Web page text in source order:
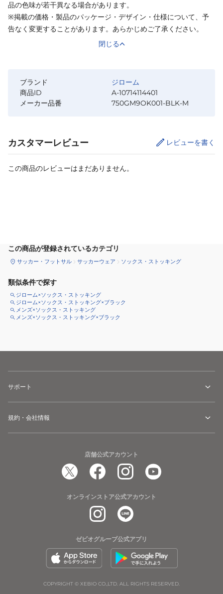
品の色味が若干異なる場合があります。
※掲載の価格・製品のパッケージ・デザイン・仕様について、予
告なく変更することがあります。あらかじめご了承ください。
閉じる
ブランド
ジローム
商品ID
A-10714114401
メーカー品番
750GM9OK001-BLK-M
カスタマーレビュー レビューを書く
この商品のレビューはまだありません。
この商品が登録されているカテゴリ
サッカー・フットサル サッカーウェア ソックス・ストッキング
類似条件で探す
ジローム×ソックス・ストッキング
ジローム×ソックス・ストッキング×ブラック
メンズ×ソックス・ストッキング
メンズ×ソックス・ストッキング×ブラック
サポート
規約・会社情報
店舗公式アカウント
オンラインストア公式アカウント
ゼビオグループ公式アプリ
COPYRIGHT © XEBIO CO.,LTD. ALL RIGHTS RESERVED.